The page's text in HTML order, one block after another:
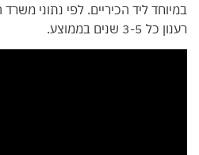
במיוחד ליד הכיריים. לפי נתוני
רענון כל 3-5 שנים בממוצע.